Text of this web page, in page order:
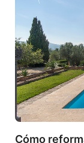
Cómo